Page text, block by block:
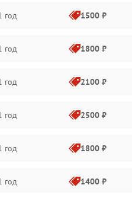
год 1500 ₽
год 1800 ₽
год 2100 ₽
год 2500 ₽
год 1800 ₽
год 1400 ₽